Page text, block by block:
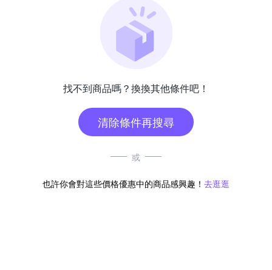
找不到商品嗎？換換其他條件吧！
清除條件再搜尋
或
也許你會對這些價格優惠中的商品感興趣！ 去逛逛